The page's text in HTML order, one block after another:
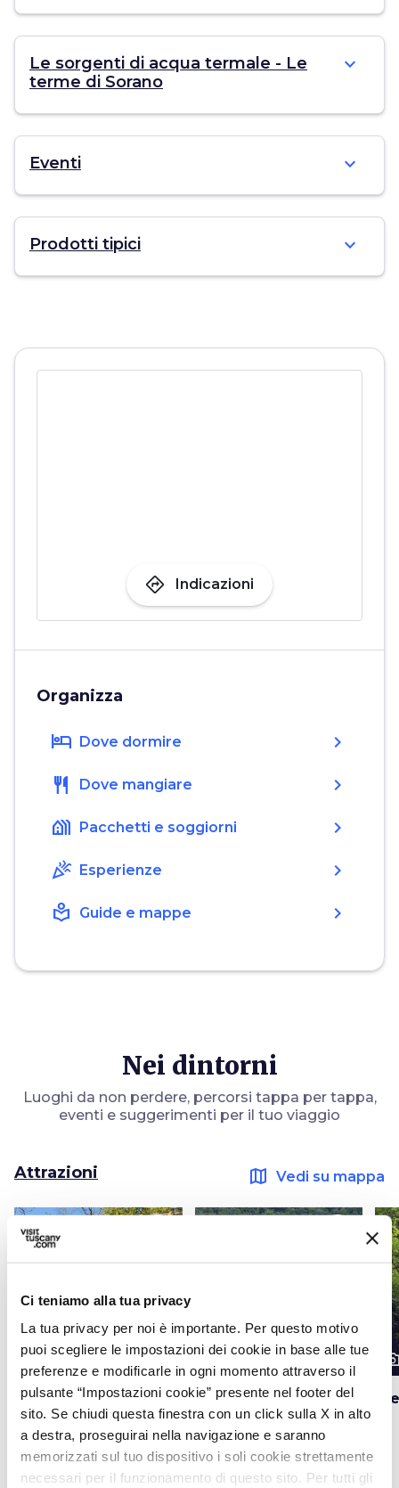
Ci teniamo alla tua privacy
La tua privacy per noi è importante. Per questo motivo
puoi scegliere le impostazioni dei cookie in base alle tue
preferenze e modificarle in ogni momento attraverso il
pulsante “Impostazioni cookie” presente nel footer del
sito. Se chiudi questa finestra con un click sulla X in alto
a destra, proseguirai nella navigazione e saranno
memorizzati sul tuo dispositivo i soli cookie strettamente
necessari per il funzionamento di questo sito. Per tutti gli
Le sorgenti di acqua termale - Le
terme di Sorano
expand_more
Eventi expand_more
Prodotti tipici expand_more
directions Indicazioni
Organizza
hotel Dove dormire chevron_right
restaurant Dove mangiare chevron_right
holiday_village Pacchetti e soggiorni chevron_right
celebration Esperienze chevron_right
local_library Guide e mappe chevron_right
Nei dintorni
Luoghi da non perdere, percorsi tappa per tappa,
eventi e suggerimenti per il tuo viaggio
Attrazioni map Vedi su mappa
photo_camera Attrazioni
Parco Archeologico
Città del Tufo
photo_camera Attrazioni
Masso Leopoldino